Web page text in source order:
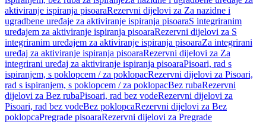
aktiviranje ispiranja pisoaraRezervni dijelovi za Za nazidne i
ugradbene uređaje za aktiviranje ispiranja pisoaraS integriranim
uređajem za aktiviranje ispiranja pisoaraRezervni dijelovi za S
integriranim uređajem za aktiviranje ispiranja pisoaraZa integrirani
uređaj za aktiviranje ispiranja pisoaraRezervni dijelovi za Za
integrirani uređaj za aktiviranje ispiranja pisoaraPisoari, rad s
ispiranjem, s poklopcem / za poklopacRezervni dijelovi za Pisoari,
rad s ispiranjem, s poklopcem / za poklopacBez rubaRezervni
dijelovi za Bez rubaPisoari, rad bez vodeRezervni dijelovi za
Pisoari, rad bez vodeBez poklopcaRezervni dijelovi za Bez
poklopcaPregrade pisoaraRezervni dijelovi za Pregrade